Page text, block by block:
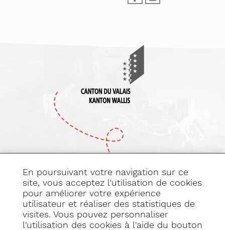
Abonnez-vous
à notre newsletter
En poursuivant votre navigation sur ce
site, vous acceptez l'utilisation de cookies
pour améliorer votre expérience
utilisateur et réaliser des statistiques de
visites. Vous pouvez personnaliser
l'utilisation des cookies à l'aide du bouton